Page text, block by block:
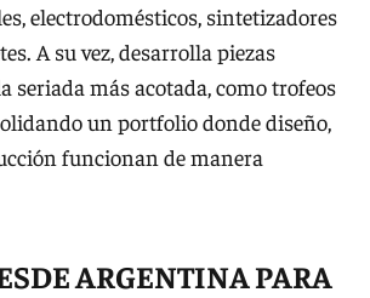
electrodomésticos, sintetizadores
A su vez, desarrolla piezas
seriada más acotada, como trofeos
un portfolio donde diseño,
funcionan de manera
ARGENTINA PARA